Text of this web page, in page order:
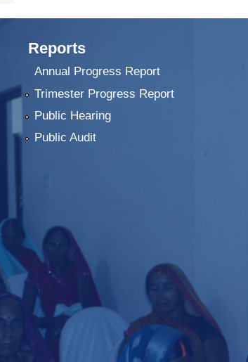
Reports
Annual Progress Report
Trimester Progress Report
Public Hearing
Public Audit